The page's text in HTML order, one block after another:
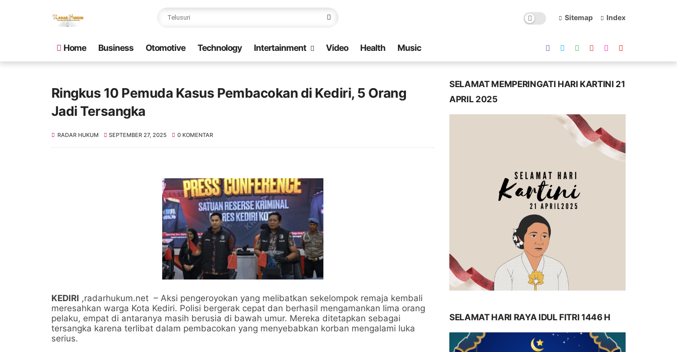
Sitemap Index
Home Business Otomotive Technology Intertainment Video Health Music
Ringkus 10 Pemuda Kasus Pembacokan di Kediri, 5 Orang
Jadi Tersangka
RADAR HUKUM SEPTEMBER 27, 2025 0 KOMENTAR
KEDIRI ,radarhukum.net – Aksi pengeroyokan yang melibatkan sekelompok remaja kembali
meresahkan warga Kota Kediri. Polisi bergerak cepat dan berhasil mengamankan lima orang
pelaku, empat di antaranya masih berusia di bawah umur. Mereka ditetapkan sebagai
tersangka karena terlibat dalam pembacokan yang menyebabkan korban mengalami luka
serius.
SELAMAT MEMPERINGATI HARI KARTINI 21
APRIL 2025
SELAMAT HARI RAYA IDUL FITRI 1446 H